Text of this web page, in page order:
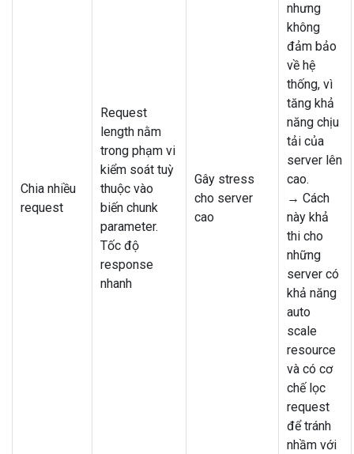
Chia nhiều
request
Request
length nằm
trong phạm vi
kiểm soát tuỳ
thuộc vào
biến chunk
parameter.
Tốc độ
response
nhanh
Gây stress
cho server
cao
nhưng
không
đảm bảo
về hệ
thống, vì
tăng khả
năng chịu
tải của
server lên
cao.
→ Cách
này khả
thi cho
những
server có
khả năng
auto
scale
resource
và có cơ
chế lọc
request
để tránh
nhầm với